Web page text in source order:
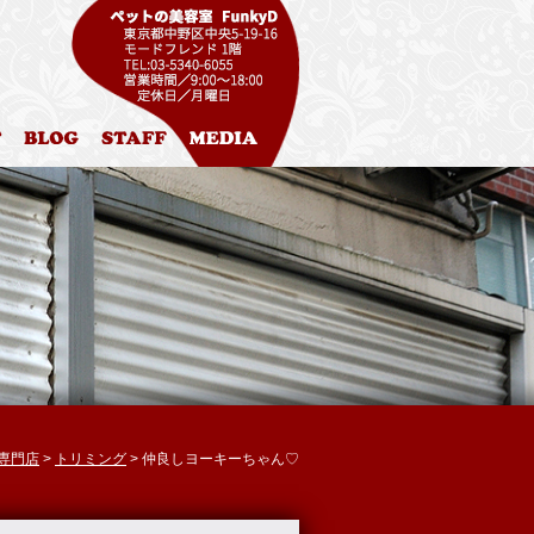
お問合わせ ブログ スタッフ紹介
門店 > トリミング > 仲良しヨーキーちゃん♡